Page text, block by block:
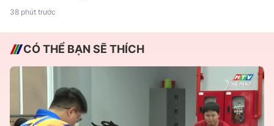
38 phút trước
CÓ THỂ BẠN SẼ THÍCH